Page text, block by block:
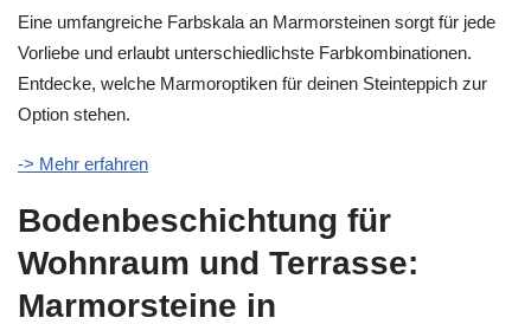
Eine umfangreiche Farbskala an Marmorsteinen sorgt für jede
Vorliebe und erlaubt unterschiedlichste Farbkombinationen.
Entdecke, welche Marmoroptiken für deinen Steinteppich zur
Option stehen.
-> Mehr erfahren
Bodenbeschichtung für
Wohnraum und Terrasse:
Marmorsteine in